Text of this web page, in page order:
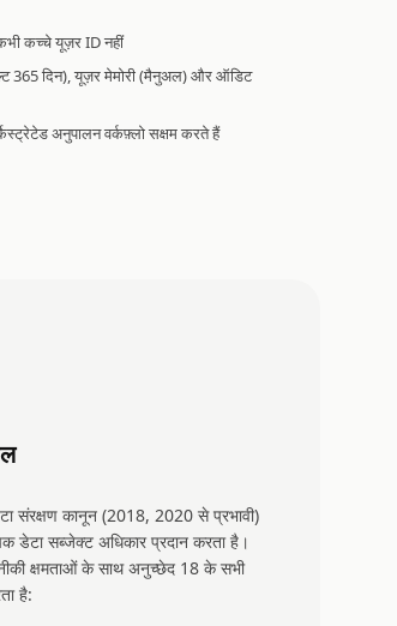
कच्चे यूज़र ID नहीं
365 दिन), यूज़र मेमोरी (मैनुअल) और ऑडिट
अनुपालन वर्कफ़्लो सक्षम करते हैं
संरक्षण कानून (2018, 2020 से प्रभावी)
डेटा सब्जेक्ट अधिकार प्रदान करता है।
क्षमताओं के साथ अनुच्छेद 18 के सभी
है: